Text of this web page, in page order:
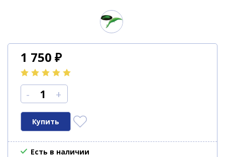
1 750 ₽
- +
Есть в наличии